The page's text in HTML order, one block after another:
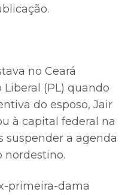
no Ceará
(PL) quando
do esposo, Jair
à capital federal na
suspender a agenda
nordestino.
primeira-dama